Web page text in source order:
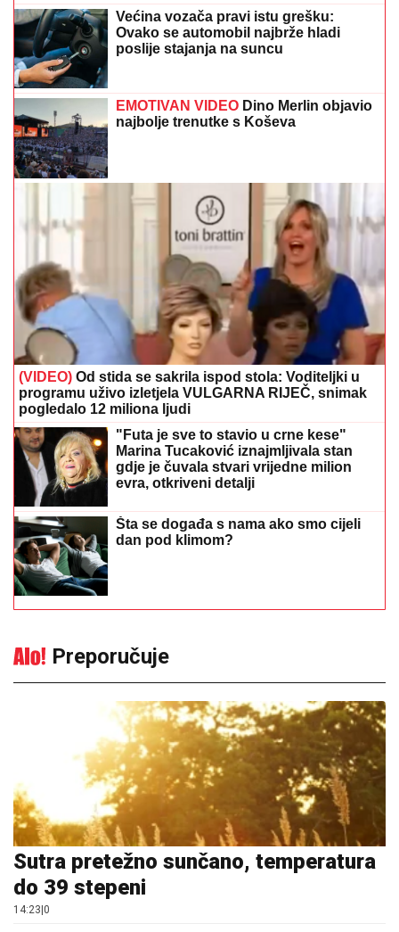
Većina vozača pravi istu grešku:
Ovako se automobil najbrže hladi
poslije stajanja na suncu
EMOTIVAN VIDEO Dino Merlin objavio
najbolje trenutke s Koševa
(VIDEO) Od stida se sakrila ispod stola: Voditeljki u
programu uživo izletjela VULGARNA RIJEČ, snimak
pogledalo 12 miliona ljudi
"Futa je sve to stavio u crne kese"
Marina Tucaković iznajmljivala stan
gdje je čuvala stvari vrijedne milion
evra, otkriveni detalji
Šta se događa s nama ako smo cijeli
dan pod klimom?
Preporučuje
Sutra pretežno sunčano, temperatura
do 39 stepeni
14:23 0